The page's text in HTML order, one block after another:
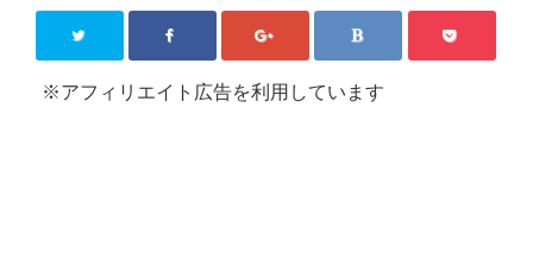
※アフィリエイト広告を利用しています